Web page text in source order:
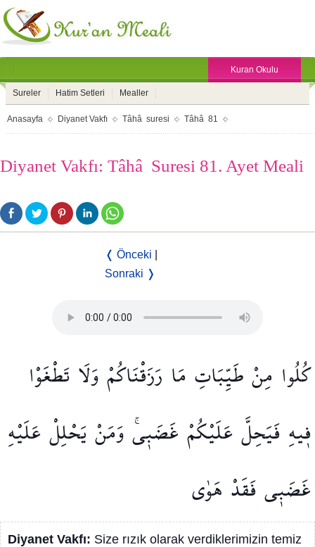
Kuran Okulu
Sureler Hatim Setleri Mealler
Anasayfa Diyanet Vakfı Tâhâ suresi Tâhâ 81
Diyanet Vakfı: Tâhâ Suresi 81. Ayet Meali
❬ Önceki
Sonraki ❭
كُلُوا مِنْطَيِّبَاتِ مَا رَزَقْنَاكُمْوَلَا تَطْغَوْا
ف۪يهِ فَيَحِلَّ عَلَيْكُمْ غَضَب۪يۚوَمَنْيَحْلِلْ عَلَيْهِ
غَضَب۪يفَقَدْ هَوٰى
Diyanet Vakfı: Size rızık olarak verdiklerimizin temiz